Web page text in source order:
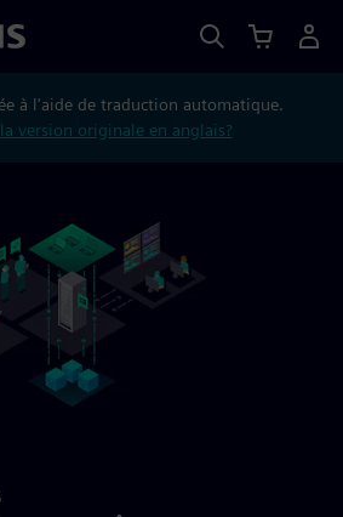
à l'aide de traduction automatique.
version originale en anglais?